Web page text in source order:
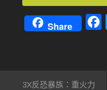
Share
3X反恐暴族：重火力